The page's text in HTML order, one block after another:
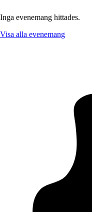
Inga evenemang hittades.
Visa alla evenemang